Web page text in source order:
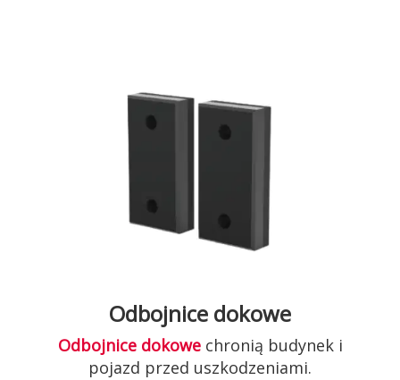
Odbojnice dokowe
Odbojnice dokowechronią budynek i
pojazd przed uszkodzeniami.